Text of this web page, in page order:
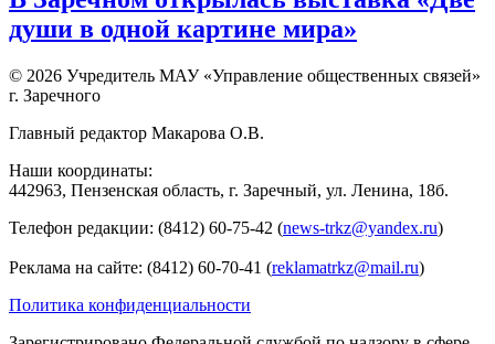
души в одной картине мира»
© 2026 Учредитель МАУ «Управление общественных связей»
г. Заречного
Главный редактор Макарова О.В.
Наши координаты:
442963, Пензенская область, г. Заречный, ул. Ленина, 18б.
Телефон редакции: (8412) 60-75-42 (news-trkz@yandex.ru)
Реклама на сайте: (8412) 60-70-41 (reklamatrkz@mail.ru)
Политика конфиденциальности